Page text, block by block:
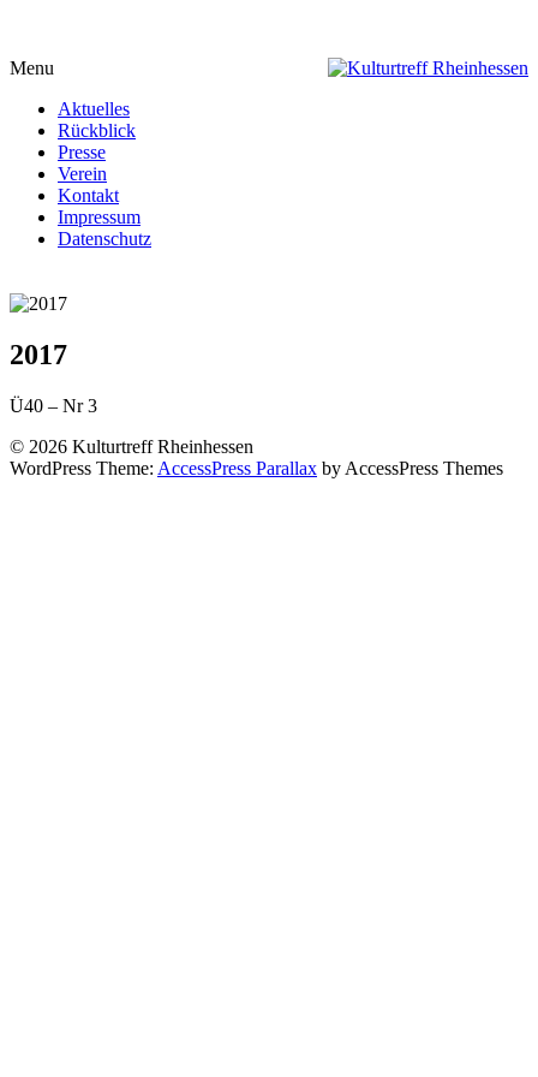
Menu
Aktuelles
Rückblick
Presse
Verein
Kontakt
Impressum
Datenschutz
2017
Ü40 – Nr 3
© 2026 Kulturtreff Rheinhessen
WordPress Theme: AccessPress Parallax by AccessPress Themes